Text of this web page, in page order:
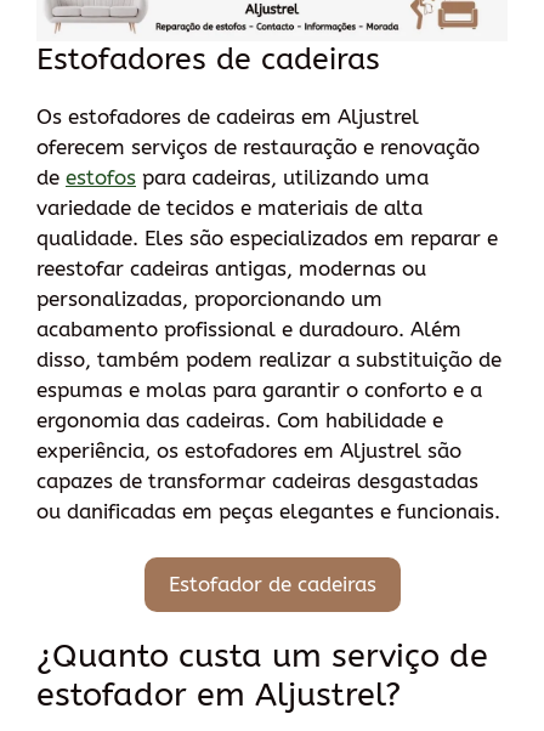
Estofadores de cadeiras
Os estofadores de cadeiras em Aljustrel
oferecem serviços de restauração e renovação
de estofos para cadeiras, utilizando uma
variedade de tecidos e materiais de alta
qualidade. Eles são especializados em reparar e
reestofar cadeiras antigas, modernas ou
personalizadas, proporcionando um
acabamento profissional e duradouro. Além
disso, também podem realizar a substituição de
espumas e molas para garantir o conforto e a
ergonomia das cadeiras. Com habilidade e
experiência, os estofadores em Aljustrel são
capazes de transformar cadeiras desgastadas
ou danificadas em peças elegantes e funcionais.
Estofador de cadeiras
¿Quanto custa um serviço de
estofador em Aljustrel?